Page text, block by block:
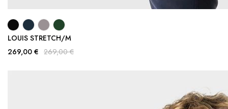
LOUIS STRETCH/M
269,00 € 269,00 €